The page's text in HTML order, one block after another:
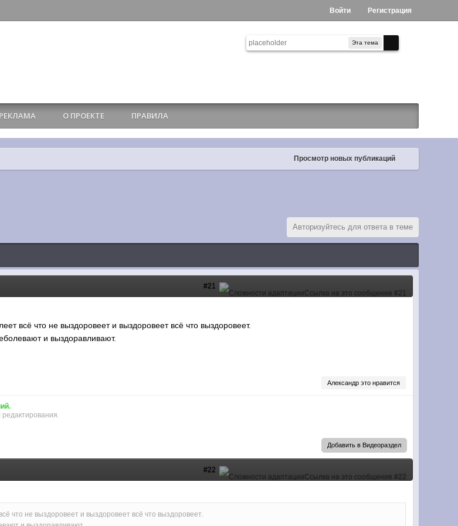
Войти Регистрация
Эта тема
РЕКЛАМА О ПРОЕКТЕ ПРАВИЛА
Просмотр новых публикаций
Авторизуйтесь для ответа в теме
#21
всё что не выздоровеет и выздоровеет всё что выздоровеет.
и выздоравливают.
Александр это нравится
Добавить в Видеораздел
#22
что не выздоровеет и выздоровеет всё что выздоровеет.